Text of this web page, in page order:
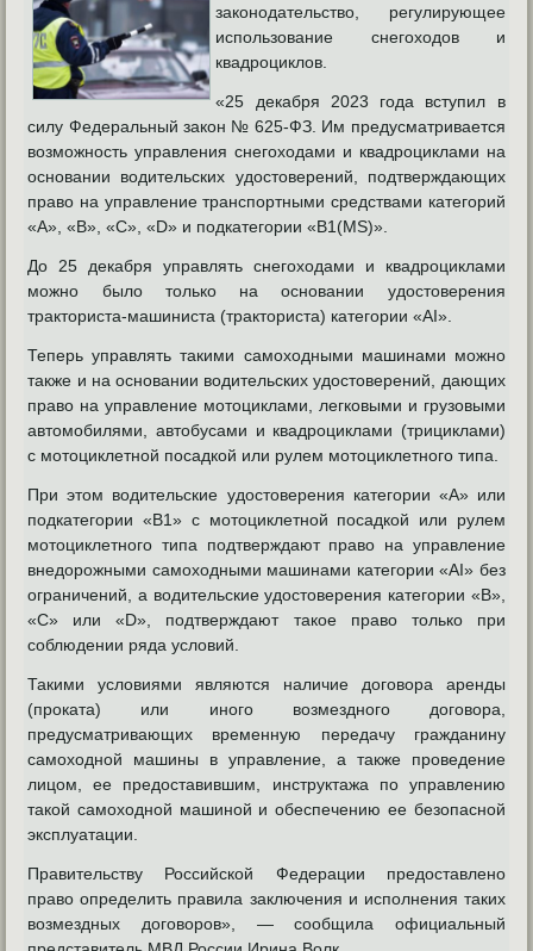
законодательство, регулирующее
использование снегоходов и
квадроциклов.
«25 декабря 2023 года вступил в
силу Федеральный закон № 625-ФЗ. Им предусматривается
возможность управления снегоходами и квадроциклами на
основании водительских удостоверений, подтверждающих
право на управление транспортными средствами категорий
«А», «B», «C», «D» и подкатегории «В1(MS)».
До 25 декабря управлять снегоходами и квадроциклами
можно было только на основании удостоверения
тракториста-машиниста (тракториста) категории «AI».
Теперь управлять такими самоходными машинами можно
также и на основании водительских удостоверений, дающих
право на управление мотоциклами, легковыми и грузовыми
автомобилями, автобусами и квадроциклами (трициклами)
с мотоциклетной посадкой или рулем мотоциклетного типа.
При этом водительские удостоверения категории «A» или
подкатегории «B1» с мотоциклетной посадкой или рулем
мотоциклетного типа подтверждают право на управление
внедорожными самоходными машинами категории «AI» без
ограничений, а водительские удостоверения категории «B»,
«C» или «D», подтверждают такое право только при
соблюдении ряда условий.
Такими условиями являются наличие договора аренды
(проката) или иного возмездного договора,
предусматривающих временную передачу гражданину
самоходной машины в управление, а также проведение
лицом, ее предоставившим, инструктажа по управлению
такой самоходной машиной и обеспечению ее безопасной
эксплуатации.
Правительству Российской Федерации предоставлено
право определить правила заключения и исполнения таких
возмездных договоров», — сообщила официальный